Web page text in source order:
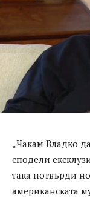
„Чакам Владко
сподели
така потвърди
американската